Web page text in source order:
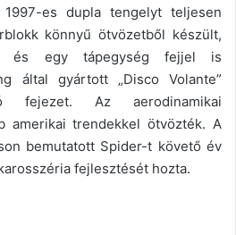
es dupla tengelyt teljesen
könnyű ötvözetből készült,
és egy tápegység fejjel is
által gyártott „Disco Volante”
fejezet. Az aerodinamikai
amerikai trendekkel ötvözték. A
bemutatott Spider-t követő év
fejlesztését hozta.